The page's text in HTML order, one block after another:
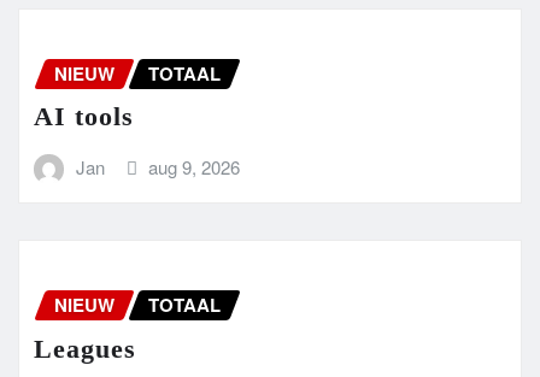
NIEUW TOTAAL
AI tools
Jan aug 9, 2026
NIEUW TOTAAL
Leagues